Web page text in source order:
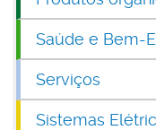
Saúde e Bem-
Serviços
Sistemas